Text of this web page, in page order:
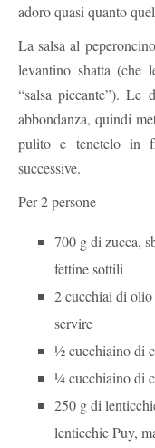
adoro quasi quanto
La salsa al
levantino shatta (che
“salsa piccante”). Le
abbondanza, quindi
pulito e tenetelo in
successive.
Per 2 persone
700 g di zucca,
fettine sottili
2 cucchiai di olio
servire
½ cucchiaino di
¼ cucchiaino di
250 g di
lenticchie Puy,